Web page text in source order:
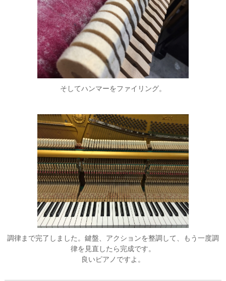
そしてハンマーをファイリング。
調律まで完了しました。鍵盤、アクションを整調して、もう一度調
律を見直したら完成です。
良いピアノですよ。